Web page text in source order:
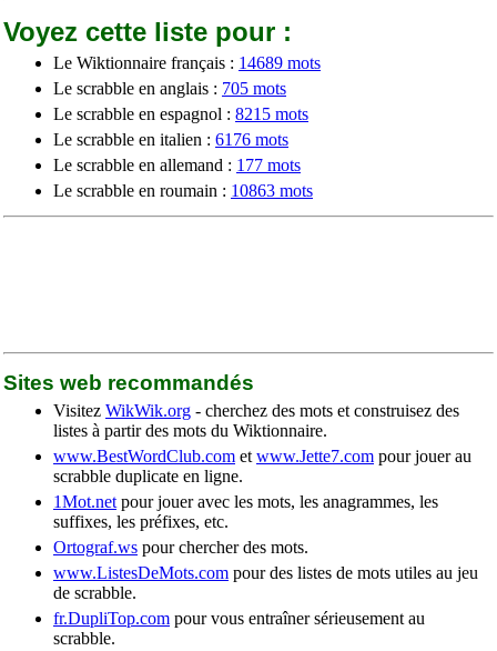
Voyez cette liste pour :
Le Wiktionnaire français : 14689 mots
Le scrabble en anglais : 705 mots
Le scrabble en espagnol : 8215 mots
Le scrabble en italien : 6176 mots
Le scrabble en allemand : 177 mots
Le scrabble en roumain : 10863 mots
Sites web recommandés
Visitez WikWik.org - cherchez des mots et construisez des
listes à partir des mots du Wiktionnaire.
www.BestWordClub.com et www.Jette7.com pour jouer au
scrabble duplicate en ligne.
1Mot.net pour jouer avec les mots, les anagrammes, les
suffixes, les préfixes, etc.
Ortograf.ws pour chercher des mots.
www.ListesDeMots.com pour des listes de mots utiles au jeu
de scrabble.
fr.DupliTop.com pour vous entraîner sérieusement au
scrabble.